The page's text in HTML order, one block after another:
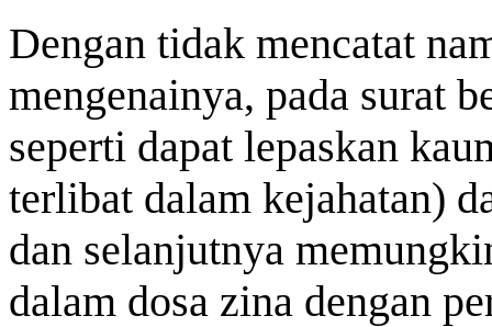
Dengan tidak mencatat
mengenainya, pada surat
seperti dapat lepaskan
terlibat dalam kejahatan)
dan selanjutnya
dalam dosa zina dengan